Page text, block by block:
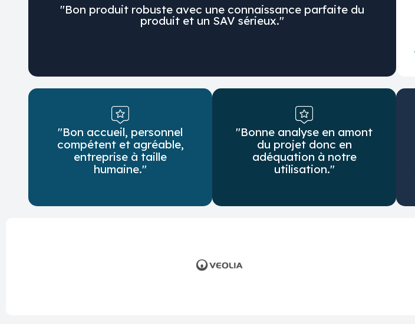
"Bon produit robuste avec une connaissance parfaite du
produit et un SAV sérieux."
"Bon accueil, personnel
compétent et agréable,
entreprise à taille
humaine."
"Bonne analyse en amont
du projet donc en
adéquation à notre
utilisation."